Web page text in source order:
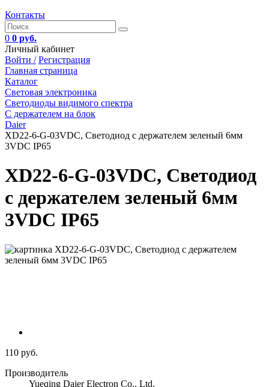
Контакты
0 0 руб.
Личный кабинет
Войти / Регистрация
Главная страница
Каталог
Световая электроника
Светодиоды видимого спектра
C держателем на блок
Daier
XD22-6-G-03VDC, Светодиод с держателем зеленый 6мм
3VDC IP65
XD22-6-G-03VDC, Светодиод
с держателем зеленый 6мм
3VDC IP65
110 руб.
Производитель
Yueqing Daier Electron Co., Ltd.